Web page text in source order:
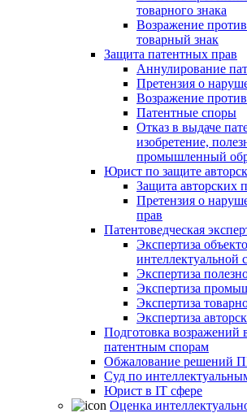
товарного знака
Возражение
товарный знак
Защита патентных прав
Аннулирование
Претензия о
Возражение
Патентные споры
Отказ в выдаче
изобретение,
промышленный
Юрист по защите
Защита авторских
Претензия о
прав
Патентоведческая
Экспертиза
интеллектуальной
Экспертиза
Экспертиза
Экспертиза
Экспертиза
Подготовка возражений
патентным спорам
Обжалование решений
Суд по
Юрист в IT сфере
Оценка